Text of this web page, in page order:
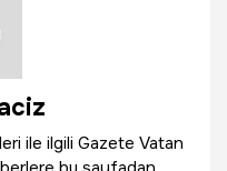
ile ilgili Gazete Vatan